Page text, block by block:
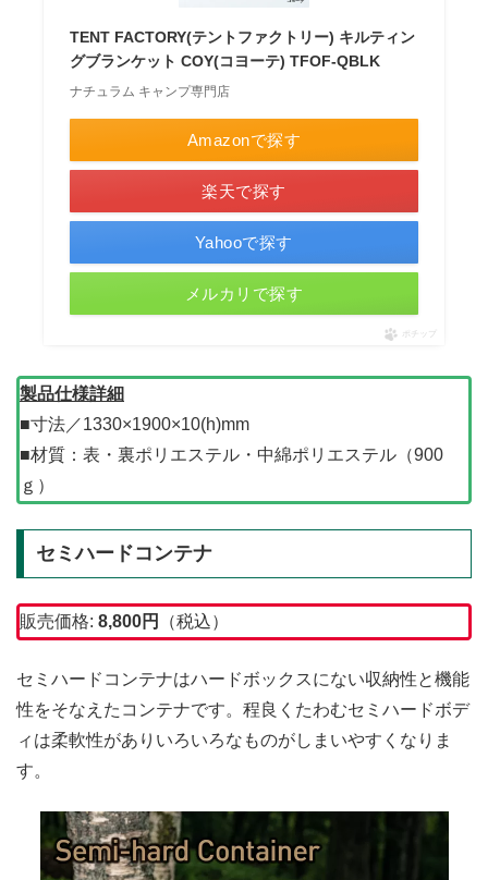
TENT FACTORY(テントファクトリー) キルティン
グブランケット COY(コヨーテ) TFOF-QBLK
ナチュラム キャンプ専門店
Amazonで探す
楽天で探す
Yahooで探す
メルカリで探す
ポチップ
製品仕様詳細
■寸法／1330×1900×10(h)mm
■材質：表・裏ポリエステル・中綿ポリエステル（900
ｇ）
セミハードコンテナ
販売価格: 8,800円 （税込）
セミハードコンテナはハードボックスにない収納性と機能
性をそなえたコンテナです。程良くたわむセミハードボデ
ィは柔軟性がありいろいろなものがしまいやすくなりま
す。